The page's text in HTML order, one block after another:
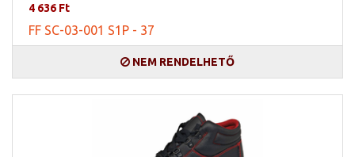
4 636 Ft
FF SC-03-001 S1P - 37
NEM RENDELHETŐ